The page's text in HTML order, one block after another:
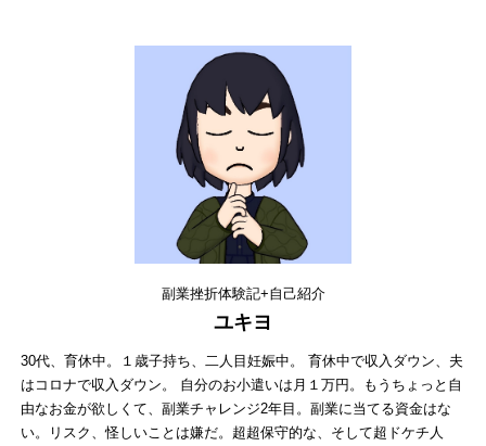
副業挫折体験記+自己紹介
ユキヨ
30代、育休中。１歳子持ち、二人目妊娠中。 育休中で収入ダウン、夫
はコロナで収入ダウン。 自分のお小遣いは月１万円。もうちょっと自
由なお金が欲しくて、副業チャレンジ2年目。副業に当てる資金はな
い。リスク、怪しいことは嫌だ。超超保守的な、そして超ドケチ人